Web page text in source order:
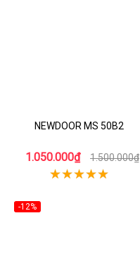
NEWDOOR MS 50B2
1.050.000₫ 1.500.000₫
-12%